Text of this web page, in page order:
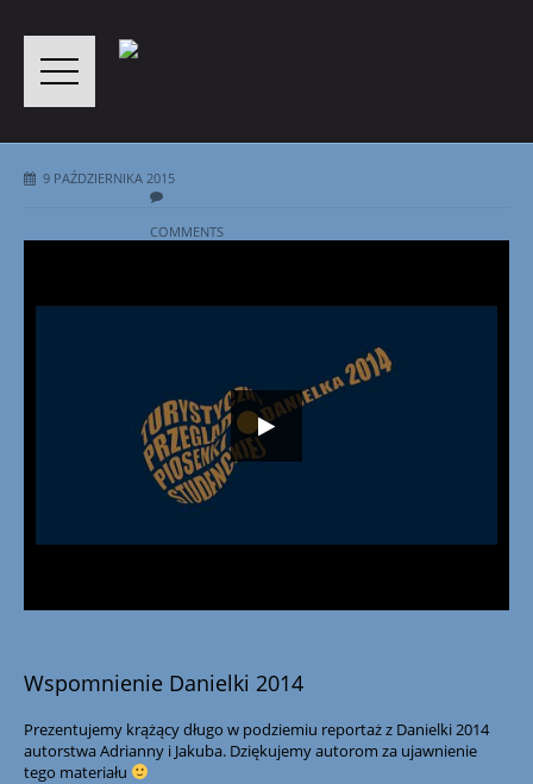
9 PAŹDZIERNIKA 2015
COMMENTS
Wspomnienie Danielki 2014
Prezentujemy krążący długo w podziemiu reportaż z Danielki 2014
autorstwa Adrianny i Jakuba. Dziękujemy autorom za ujawnienie
tego materiału